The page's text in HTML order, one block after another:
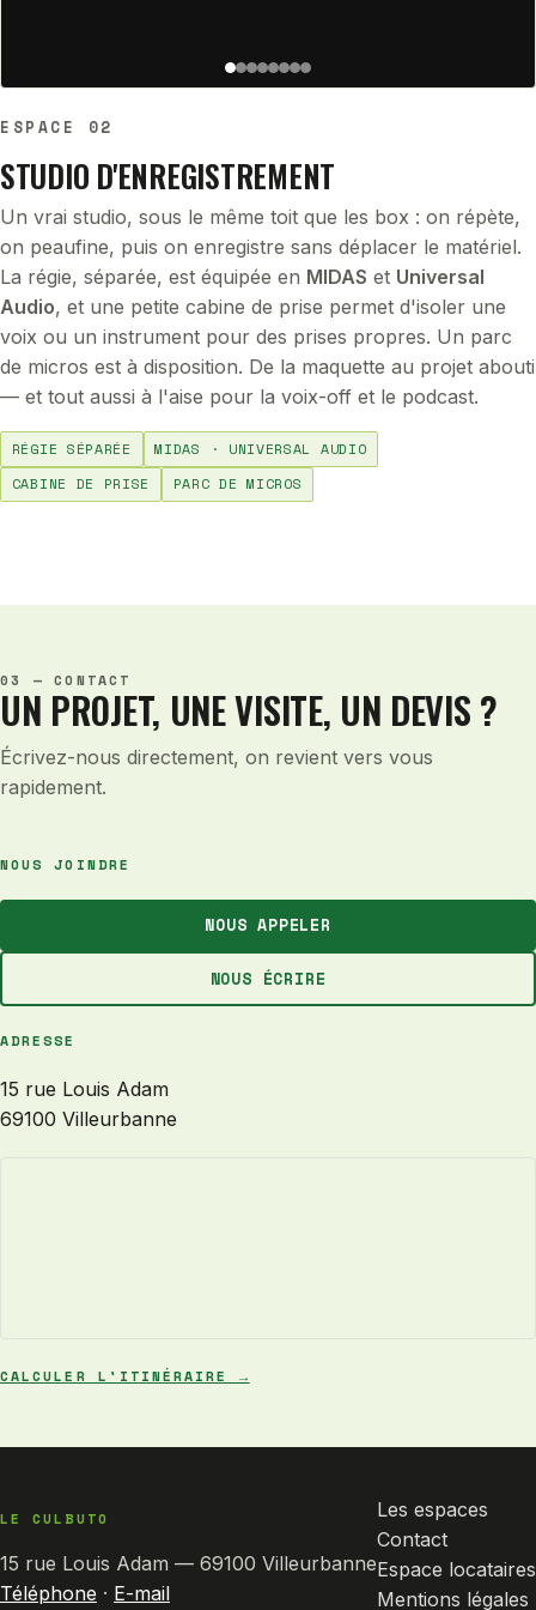
ESPACE 02
STUDIO D'ENREGISTREMENT
Un vrai studio, sous le même toit que les box : on répète,
on peaufine, puis on enregistre sans déplacer le matériel.
La régie, séparée, est équipée en MIDAS et Universal
Audio, et une petite cabine de prise permet d'isoler une
voix ou un instrument pour des prises propres. Un parc
de micros est à disposition. De la maquette au projet abouti
— et tout aussi à l'aise pour la voix-off et le podcast.
RÉGIE SÉPARÉE
MIDAS · UNIVERSAL AUDIO
CABINE DE PRISE
PARC DE MICROS
03 — CONTACT
UN PROJET, UNE VISITE, UN DEVIS ?
Écrivez-nous directement, on revient vers vous
rapidement.
NOUS JOINDRE
NOUS APPELER
NOUS ÉCRIRE
ADRESSE
15 rue Louis Adam
69100 Villeurbanne
CALCULER L'ITINÉRAIRE →
LE CULBUTO
15 rue Louis Adam — 69100 Villeurbanne
Téléphone · E-mail
Les espaces
Contact
Espace locataires
Mentions légales